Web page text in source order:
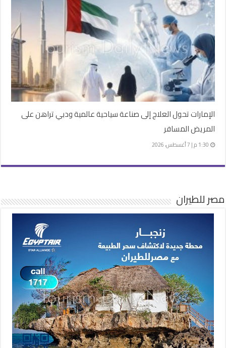
الإمارات تحول العلاج إلى صناعة سياحية عالمية ودبي تراهن على
المريض المسافر
1:30 م | 7 أغسطس، 2026
مصر للطيران